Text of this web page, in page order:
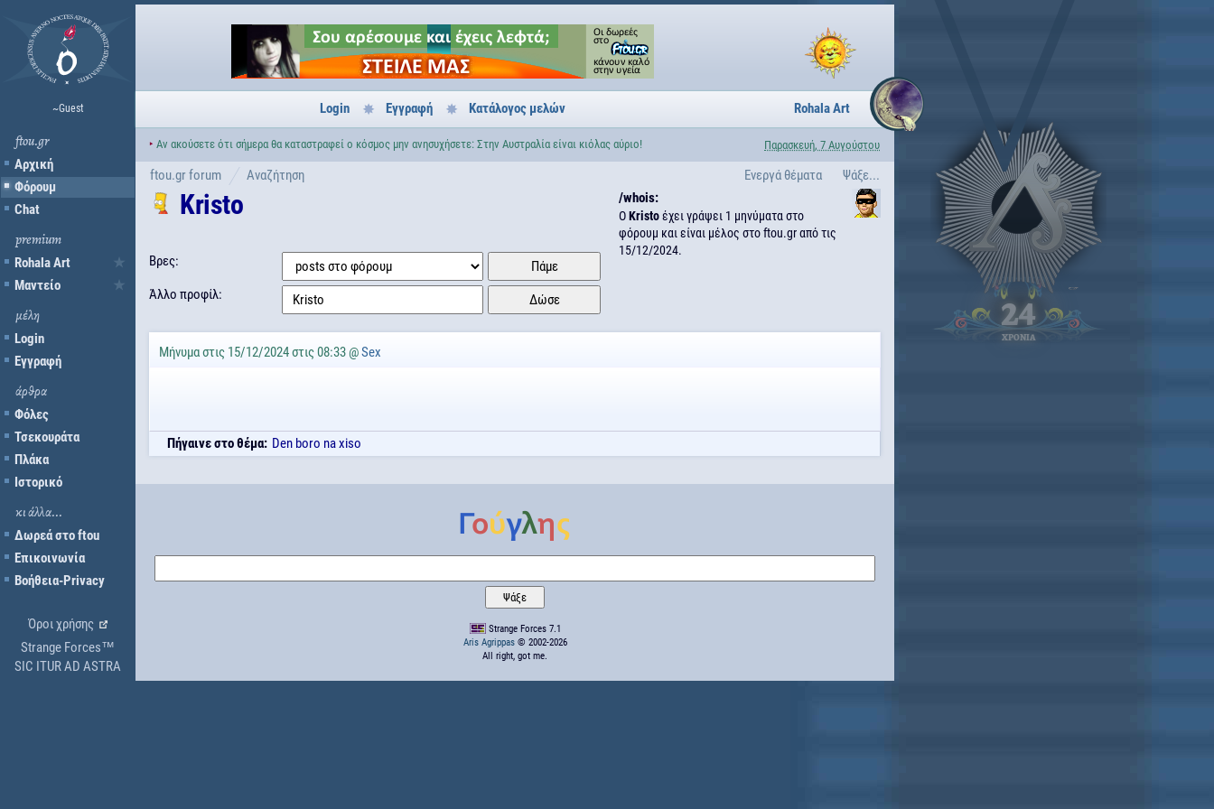
~Guest
ftou.gr
Αρχική
Φόρουμ
Chat
premium
Rohala Art
Μαντείο
μέλη
Login
Εγγραφή
άρθρα
Φόλες
Τσεκουράτα
Πλάκα
Ιστορικό
κι άλλα...
Δωρεά στο ftou
Επικοινωνία
Βοήθεια-Privacy
Όροι χρήσης
Strange Forces™
SIC ITUR AD ASTRA
Login Εγγραφή Κατάλογος μελών Rohala Art
‣ Αν ακούσετε ότι σήμερα θα καταστραφεί ο κόσμος μην ανησυχήσετε: Στην Αυστραλία είναι κιόλας αύριο! Παρασκευή, 7 Αυγούστου
Ενεργά θέματα Ψάξε...
ftou.gr forum Αναζήτηση
Kristo
Βρες:
Άλλο προφίλ:
/whois:
ΟKristoέχει γράψει 1 μηνύματα στο
φόρουμ και είναι μέλος στο ftou.gr από τις
15/12/2024.
Μήνυμα στις 15/12/2024 στις 08:33 @Sex
Πήγαινε στο θέμα: Den boro na xiso
Strange Forces 7.1
Aris Agrippas© 2002-2026
All right, got me.
24
ΧΡΟΝΙΑ